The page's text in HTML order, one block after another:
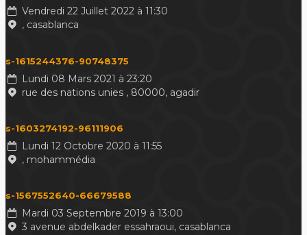
Vendredi 22 Juillet 2022 à 11:30
, casablanca
s-1615244376-90748375
Lundi 08 Mars 2021 à 23:20
rue des nations unies , 80000, agadir
s-1603274192-96111906
Lundi 12 Octobre 2020 à 11:55
, mohammédia
s-1567552640-66679588
Mardi 03 Septembre 2019 à 13:00
3 avenue abdelkader essahraoui, casablanca